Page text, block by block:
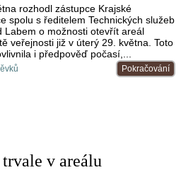
rozhodl zástupce Krajské
spolu s ředitelem Technických služeb
Labem o možnosti otevřít areál
veřejnosti již v úterý 29. května. Toto
i předpověď počasí,...
Pokračování
v areálu